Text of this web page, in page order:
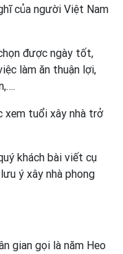
của người Việt Nam
được ngày tốt,
làm ăn thuận lợi,
xem tuổi xây nhà trở
khách bài viết cụ
ý xây nhà phong
gian gọi là năm Heo